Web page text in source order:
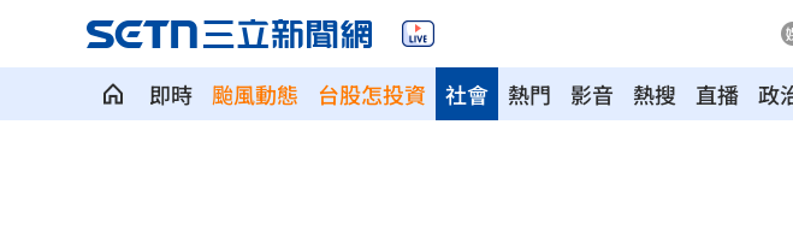
即時 颱風動態 台股怎投資 熱門 影音 熱搜 直播 政
社會